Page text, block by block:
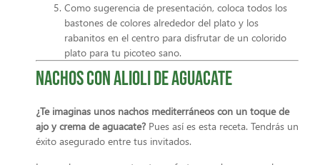
Como sugerencia de presentación, coloca todos los
bastones de colores alrededor del plato y los
rabanitos en el centro para disfrutar de un colorido
plato para tu picoteo sano.
Nachos con alioli de aguacate
¿Te imaginas unos nachos mediterráneos con un toque de
ajo y crema de aguacate? Pues así es esta receta. Tendrás un
éxito asegurado entre tus invitados.